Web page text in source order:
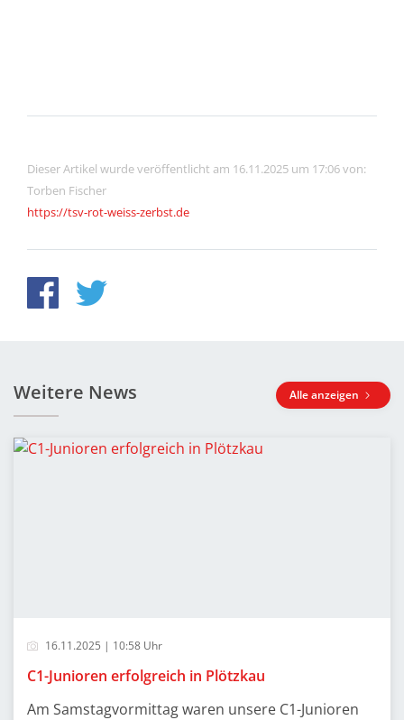
Dieser Artikel wurde veröffentlicht am 16.11.2025 um 17:06 von:
Torben Fischer
https://tsv-rot-weiss-zerbst.de
Weitere News Alle anzeigen
16.11.2025 | 10:58 Uhr
C1-Junioren erfolgreich in Plötzkau
Am Samstagvormittag waren unsere C1-Junioren